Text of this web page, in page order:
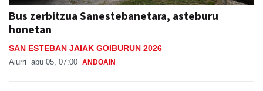
Bus zerbitzua Sanestebanetara, asteburu
honetan
SAN ESTEBAN JAIAK GOIBURUN 2026
Aiurri abu 05, 07:00 ANDOAIN